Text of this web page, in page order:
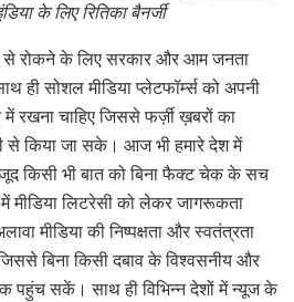
के लिए रितिका बैनर्जी
रोकने के लिए सरकार और आम जनता
ही सोशल मीडिया प्लेटफॉर्म्स को अपनी
रखना चाहिए जिससे फर्ज़ी ख़बरों का
से किया जा सके। आज भी हमारे देश में
किसी भी बात को बिना फैक्ट चेक के सच
मीडिया लिटरेसी को लेकर जागरूकता
मीडिया की निष्पक्षता और स्वतंत्रता
बिना किसी दबाव के विश्वसनीय और
पहुंच सकें। साथ ही विभिन्न देशों में न्यूज के